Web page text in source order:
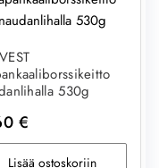
530g
€
Lisää ostoskoriin